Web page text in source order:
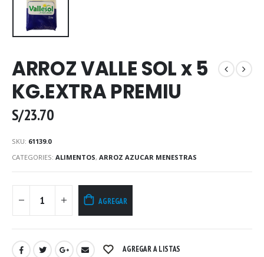
ARROZ VALLE SOL x 5
KG.EXTRA PREMIU
S/23.70
SKU: 61139.0
CATEGORIES: ALIMENTOS, ARROZ AZUCAR MENESTRAS
AGREGAR
AGREGAR A LISTAS